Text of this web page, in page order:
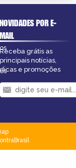
NOVIDADES POR E-
MAIL
Receba grátis as
principais notícias,
dicas e promoções